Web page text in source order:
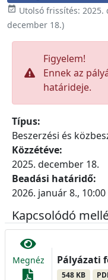
 Utolsó frissítés: 2025.
december 18.)
Figyelem!
Ennek az
határideje.
Típus:
Beszerzési és
Közzétéve:
2025. december 18.
Beadási határidő:
2026. január 8., 10:00
Kapcsolódó
Megnéz Pályázati
548 KB